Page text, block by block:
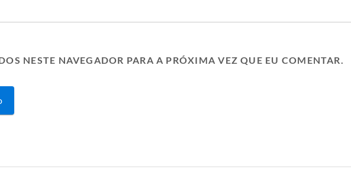
NESTE NAVEGADOR PARA A PRÓXIMA VEZ QUE EU COMENTAR.